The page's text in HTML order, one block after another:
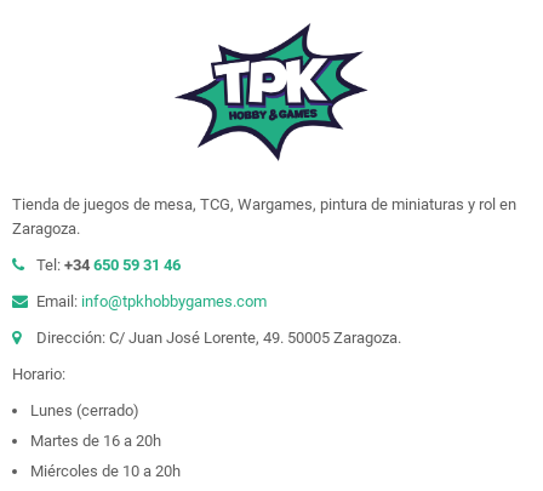
Tienda de juegos de mesa, TCG, Wargames, pintura de miniaturas y rol en
Zaragoza.
Tel: +34 650 59 31 46
Email: info@tpkhobbygames.com
Dirección: C/ Juan José Lorente, 49. 50005 Zaragoza.
Horario:
Lunes (cerrado)
Martes de 16 a 20h
Miércoles de 10 a 20h